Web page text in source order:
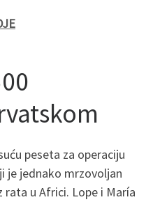
peseta za operaciju
je jednako mrzovoljan
u Africi. Lope i María